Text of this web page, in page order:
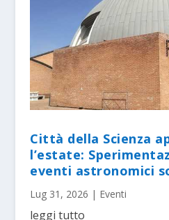
Città della Scienza
l’estate:
eventi astronomici
Lug 31, 2026 | Eventi
leggi tutto